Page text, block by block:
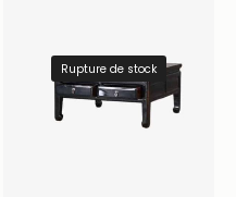
Rupture de stock